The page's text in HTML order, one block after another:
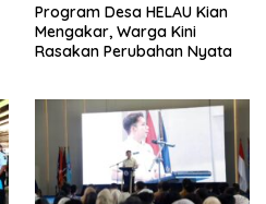
Program Desa HELAU Kian
Mengakar, Warga Kini
Rasakan Perubahan Nyata